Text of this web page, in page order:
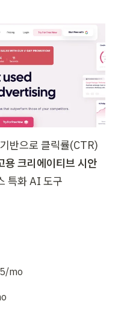
반으로 클릭률(CTR)
용 크리에이티브 시안
특화 AI 도구
mo